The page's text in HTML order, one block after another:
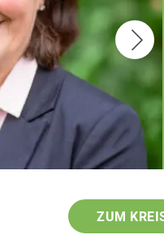
ZUM